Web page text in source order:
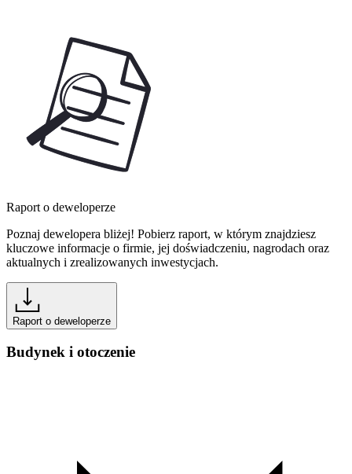
Raport o deweloperze
Poznaj dewelopera bliżej! Pobierz raport, w którym znajdziesz
kluczowe informacje o firmie, jej doświadczeniu, nagrodach oraz
aktualnych i zrealizowanych inwestycjach.
Raport o deweloperze
Budynek i otoczenie